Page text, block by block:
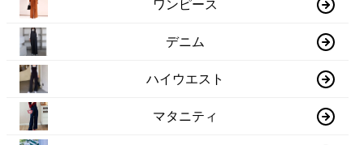
ワンピース
デニム
ハイウエスト
マタニティ